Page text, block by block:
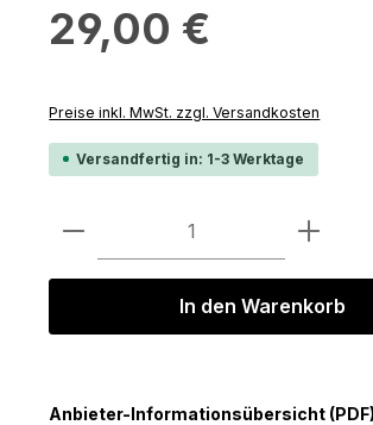
29,00 €
Preise inkl. MwSt. zzgl. Versandkosten
Versandfertig in: 1-3 Werktage
Produkt Anzahl: Gib
In den Warenkorb
Anbieter-Informationsübersicht